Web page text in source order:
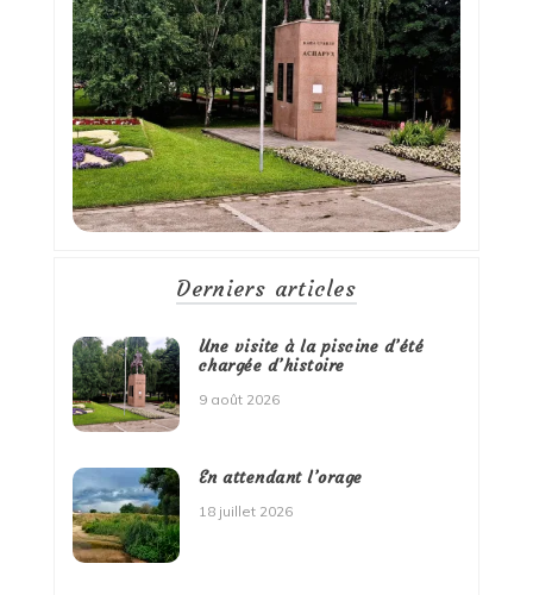
Derniers articles
Une visite à la piscine d’été
chargée d’histoire
9 août 2026
En attendant l’orage
18 juillet 2026